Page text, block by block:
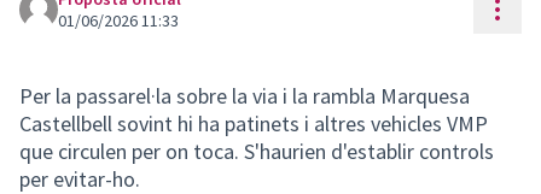
01/06/2026 11:33
Per la passarel·la sobre la via i la rambla Marquesa
Castellbell sovint hi ha patinets i altres vehicles VMP
que circulen per on toca. S'haurien d'establir controls
per evitar-ho.